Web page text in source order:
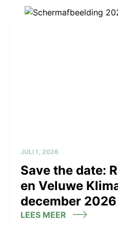
JULI 1, 2026
Save the date:
en Veluwe
december 2026
LEES MEER